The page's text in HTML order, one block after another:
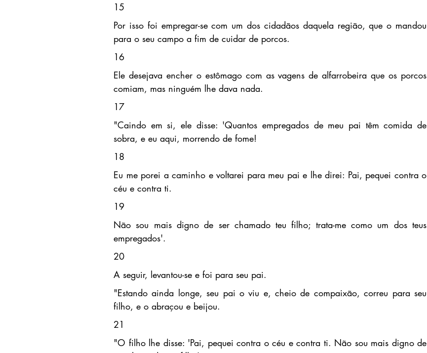
15
Por isso foi empregar-se com um dos cidadãos daquela região, que o mandou
para o seu campo a fim de cuidar de porcos.
16
Ele desejava encher o estômago com as vagens de alfarrobeira que os porcos
comiam, mas ninguém lhe dava nada.
17
"Caindo em si, ele disse: 'Quantos empregados de meu pai têm comida de
sobra, e eu aqui, morrendo de fome!
18
Eu me porei a caminho e voltarei para meu pai e lhe direi: Pai, pequei contra o
céu e contra ti.
19
Não sou mais digno de ser chamado teu filho; trata-me como um dos teus
empregados'.
20
A seguir, levantou-se e foi para seu pai.
"Estando ainda longe, seu pai o viu e, cheio de compaixão, correu para seu
filho, e o abraçou e beijou.
21
"O filho lhe disse: 'Pai, pequei contra o céu e contra ti. Não sou mais digno de